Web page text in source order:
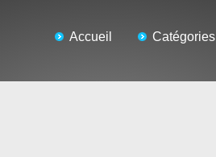
Accueil Catégories